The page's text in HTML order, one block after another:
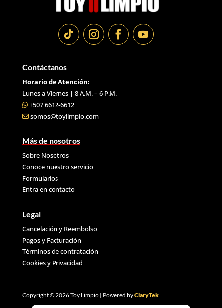
Contáctanos
Horario de Atención:
Lunes a Viernes | 8 A.M. – 6 P.M.
+507 6612-6612
somos@toylimpio.com
Más de nosotros
Sobre Nosotros
Conoce nuestro servicio
Formularios
Entra en contacto
Legal
Cancelación y Reembolso
Pagos y Facturación
Términos de contratación
Cookies y Privacidad
Copyright © 2026 Toy Limpio | Powered byClaryTek